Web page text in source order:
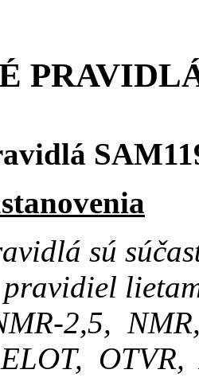
sú
pravidiel
2,5,